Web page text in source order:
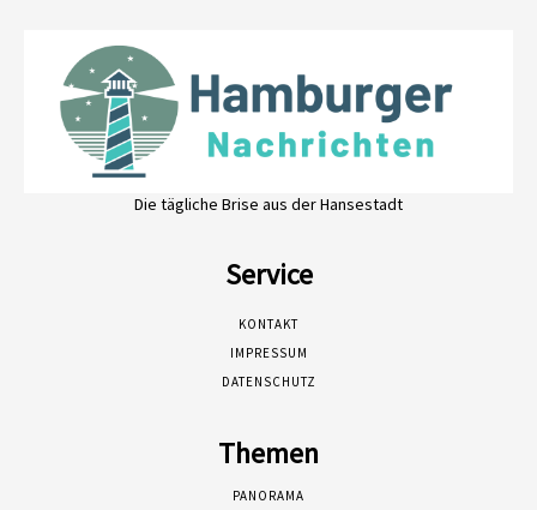
Die tägliche Brise aus der Hansestadt
Service
KONTAKT
IMPRESSUM
DATENSCHUTZ
Themen
PANORAMA